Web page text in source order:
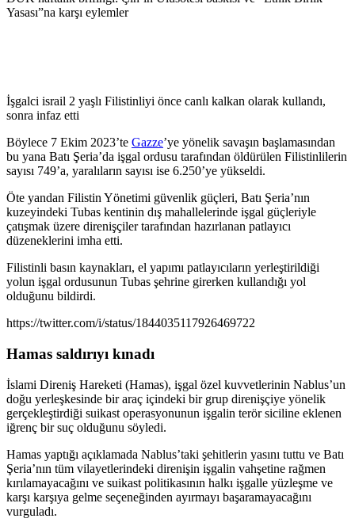
Yasası”na karşı eylemler
İşgalci israil 2 yaşlı Filistinliyi önce canlı kalkan olarak kullandı,
sonra infaz etti
Böylece 7 Ekim 2023’te Gazze’ye yönelik savaşın başlamasından
bu yana Batı Şeria’da işgal ordusu tarafından öldürülen Filistinlilerin
sayısı 749’a, yaralıların sayısı ise 6.250’ye yükseldi.
Öte yandan Filistin Yönetimi güvenlik güçleri, Batı Şeria’nın
kuzeyindeki Tubas kentinin dış mahallelerinde işgal güçleriyle
çatışmak üzere direnişçiler tarafından hazırlanan patlayıcı
düzeneklerini imha etti.
Filistinli basın kaynakları, el yapımı patlayıcıların yerleştirildiği
yolun işgal ordusunun Tubas şehrine girerken kullandığı yol
olduğunu bildirdi.
https://twitter.com/i/status/1844035117926469722
Hamas saldırıyı kınadı
İslami Direniş Hareketi (Hamas), işgal özel kuvvetlerinin Nablus’un
doğu yerleşkesinde bir araç içindeki bir grup direnişçiye yönelik
gerçekleştirdiği suikast operasyonunun işgalin terör siciline eklenen
iğrenç bir suç olduğunu söyledi.
Hamas yaptığı açıklamada Nablus’taki şehitlerin yasını tuttu ve Batı
Şeria’nın tüm vilayetlerindeki direnişin işgalin vahşetine rağmen
kırılamayacağını ve suikast politikasının halkı işgalle yüzleşme ve
karşı karşıya gelme seçeneğinden ayırmayı başaramayacağını
vurguladı.